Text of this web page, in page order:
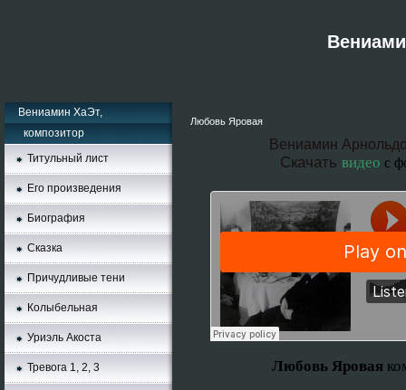
Вениамин ХаЭт,
композитор
Титульный лист
Его произведения
Биография
Сказка
Причудливые тени
Колыбельная
Уриэль Акоста
Тревога 1, 2, 3
Любовь Яровая
Вениамин
Скачать видео с
Любовь Яровая